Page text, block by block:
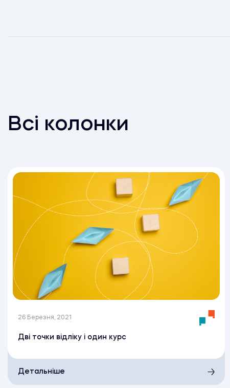
Всі колонки
26 Березня, 2021
Дві точки відліку і один курс
Детальніше